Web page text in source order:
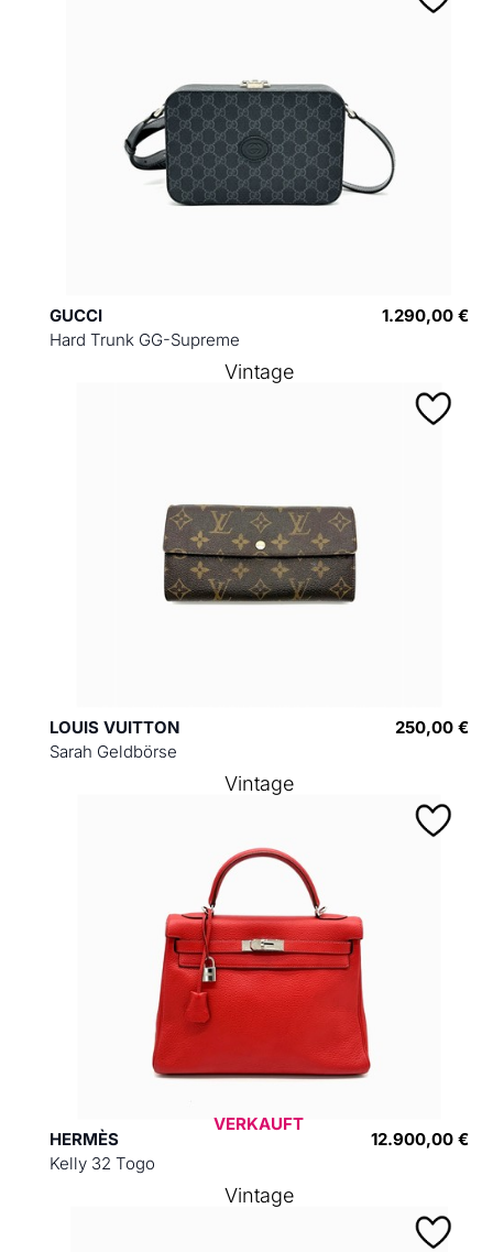
GUCCI
Hard Trunk GG-Supreme
1.290,00 €
LOUIS VUITTON
Sarah Geldbörse
250,00 €
Vintage
HERMÈS
Kelly 32 Togo
12.900,00 €
VERKAUFT
Vintage
Vintage